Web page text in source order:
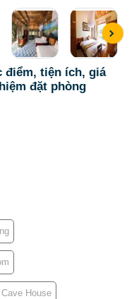
điểm, tiện ích, giá
đặt phòng
House